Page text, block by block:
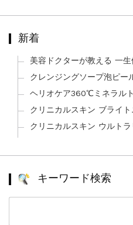
新着
美容ドクターが教える 一
クレンジングソープ泡ピー
ヘリオケア360℃ミネラル
クリニカルスキン ブライ
クリニカルスキン ウルト
キーワード検索